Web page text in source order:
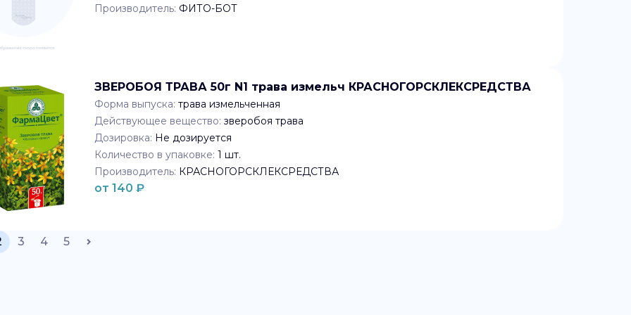
Производитель: ФИТО-БОТ
ЗВЕРОБОЯ ТРАВА 50г N1 трава измельч КРАСНОГОРСКЛЕКСРЕДСТВА
Форма выпуска: трава измельченная
Действующее вещество: зверобоя трава
Дозировка: Не дозируется
Количество в упаковке: 1 шт.
Производитель: КРАСНОГОРСКЛЕКСРЕДСТВА
от 140 ₽
3 4 5